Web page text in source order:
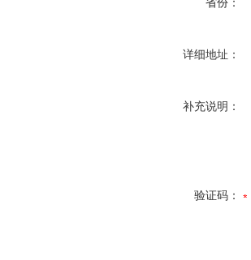
省份：
详细地址：
补充说明：
验证码：